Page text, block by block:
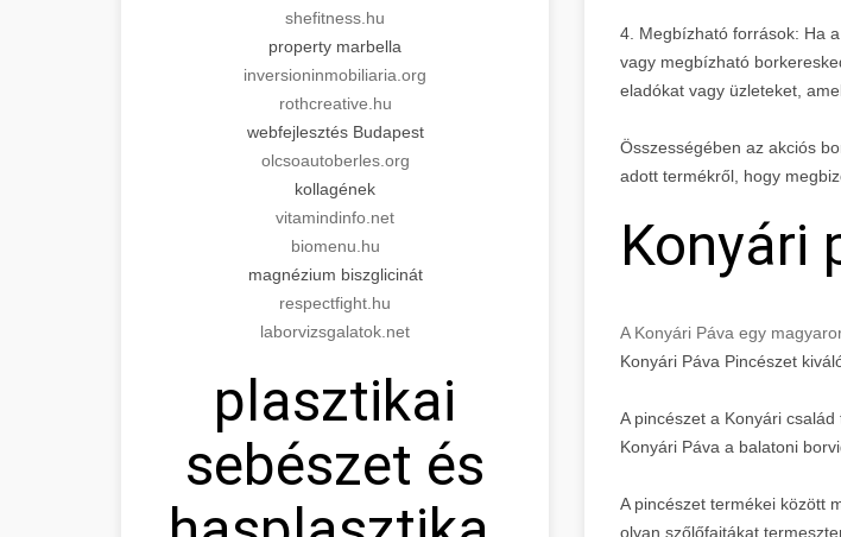
shefitness.hu
property marbella
inversioninmobiliaria.org
rothcreative.hu
webfejlesztés Budapest
olcsoautoberles.org
kollagének
vitamindinfo.net
biomenu.hu
magnézium biszglicinát
respectfight.hu
laborvizsgalatok.net
plasztikai
sebészet és
4. Megbízható források: Ha
vagy megbízható
eladókat vagy üzleteket,
Összességében az akciós
adott termékről, hogy
Konyári
A Konyári Páva egy
Konyári Páva Pincészet
A pincészet a Konyári
Konyári Páva a balatoni
A pincészet termékei között
olyan szőlőfajtákat